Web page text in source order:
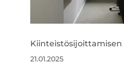
21.01.2025